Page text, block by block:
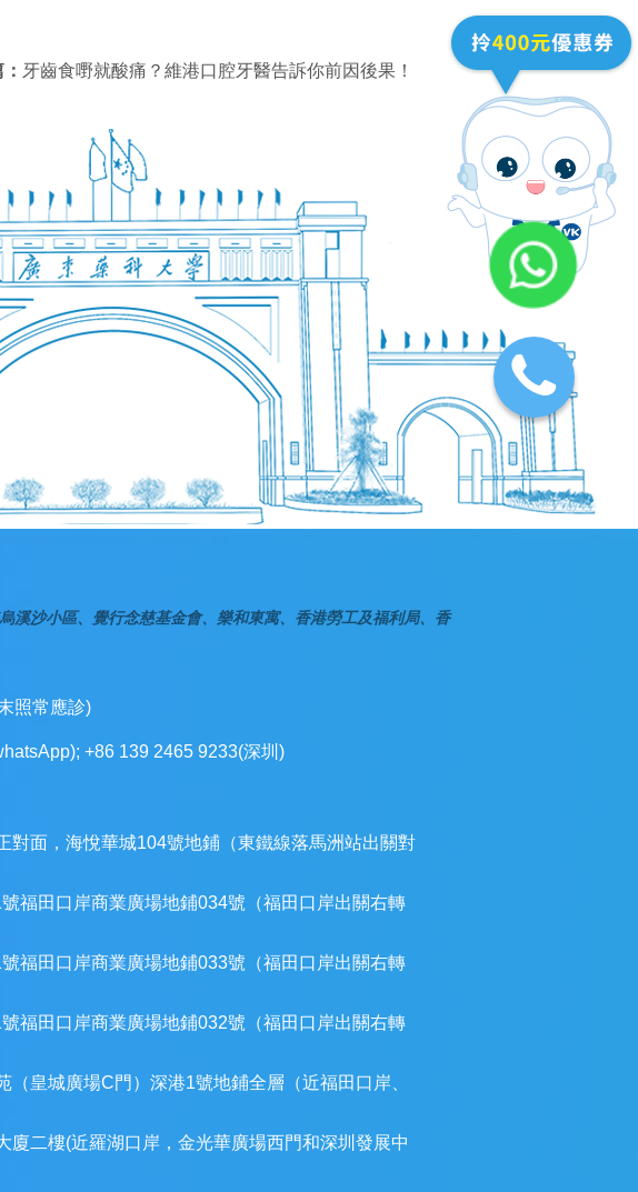
牙齒食嘢就酸痛？維港口腔牙醫告訴你前因後果！
溪沙小區、覺行念慈基金會、樂和東寓、香港勞工及福利局、香
照常應診)
+86 139 2465 9233(深圳)
對面，海悅華城104號地鋪（東鐵線落馬洲站出關對
福田口岸商業廣場地鋪034號（福田口岸出關右轉
福田口岸商業廣場地鋪033號（福田口岸出關右轉
福田口岸商業廣場地鋪032號（福田口岸出關右轉
皇城廣場C門）深港1號地鋪全層（近福田口岸、
廈二樓(近羅湖口岸，金光華廣場西門和深圳發展中